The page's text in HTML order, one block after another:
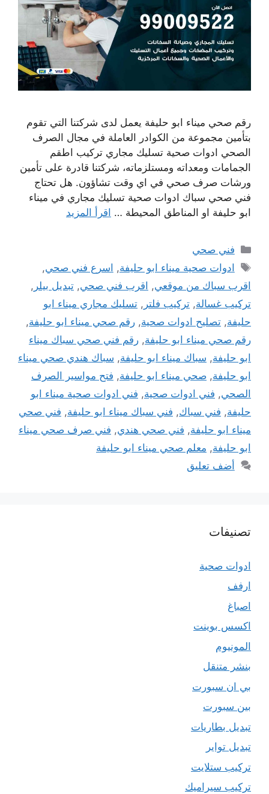
رقم صحي ميناء ابو حليفة يعمل لدى شركتنا التي تقوم
بتأمين مجموعة من الكوادر العاملة في مجال الصرف
الصحي ادوات صحية تسليك مجاري تركيب اطقم
الجمامات ومعداته ومستلزماته، شركتنا قادرة على تأمين
ورشات صرف صحي في اي وقت تشاؤون. هل تحتاج
فني صحي سباك ادوات صحية تسليك مجاري في ميناء
ابو حليفة او المناطق المحيطة … اقرأ المزيد
التصنيفات
فني صحي
الوسوم
ادوات صحية ميناء ابو حليفة, اسرع فني صحي,
اقرب سباك من موقعي, اقرب فني صحي, تبديل بيلر ,
تركيب غسالة, تركيب فلتر , تسليك مجاري ميناء ابو
حليفة, تصليح ادوات صحية, رقم صحي ميناء ابو حليفة,
رقم صحي ميناء ابو حليفة, رقم فني صحي سباك ميناء
ابو حليفة, سباك ميناء ابو حليفة, سباك هندي صحي ميناء
ابو حليفة, صحي ميناء ابو حليفة, فتح مواسير الصرف
الصحي, فني ادوات صحية, فني ادوات صحية ميناء ابو
حليفة, فني سباك, فني سباك ميناء ابو حليفة, فني صحي
ميناء ابو حليفة, فني صحي هندي, فني صرف صحي ميناء
ابو حليفة, معلم صحي ميناء ابو حليفة
أضف تعليق
تصنيفات
ادوات صحية
ارفف
اصباغ
اكسس بوينت
المونيوم
بنشر متنقل
بي ان سبورت
بين سبورت
تبديل بطاريات
تبديل تواير
تركيب ستلايت
تركيب سيراميك